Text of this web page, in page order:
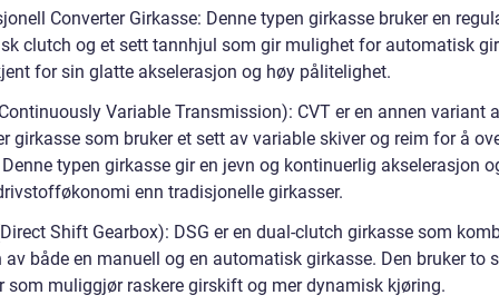
Converter Girkasse: Denne typen girkasse bruker en
clutch og et sett tannhjul som gir mulighet for automatisk
for sin glatte akselerasjon og høy pålitelighet.
Variable Transmission): CVT er en annen variant
girkasse som bruker et sett av variable skiver og reim for å
typen girkasse gir en jevn og kontinuerlig akselerasjon
enn tradisjonelle girkasser.
Shift Gearbox): DSG er en dual-clutch girkasse som
av både en manuell og en automatisk girkasse. Den bruker to
som muliggjør raskere girskift og mer dynamisk kjøring.